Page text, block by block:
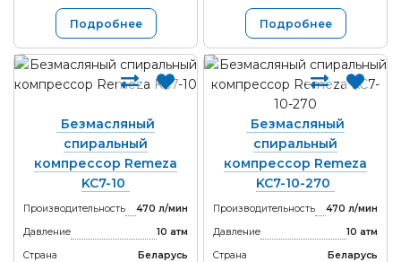
Подробнее Подробнее
Безмасляный
спиральный
компрессор Remeza
KC7-10
Производительность
470 л/мин
Давление
10 атм
Страна
Беларусь
Безмасляный
спиральный
компрессор Remeza
KC7-10-270
Производительность
470 л/мин
Давление
10 атм
Страна
Беларусь